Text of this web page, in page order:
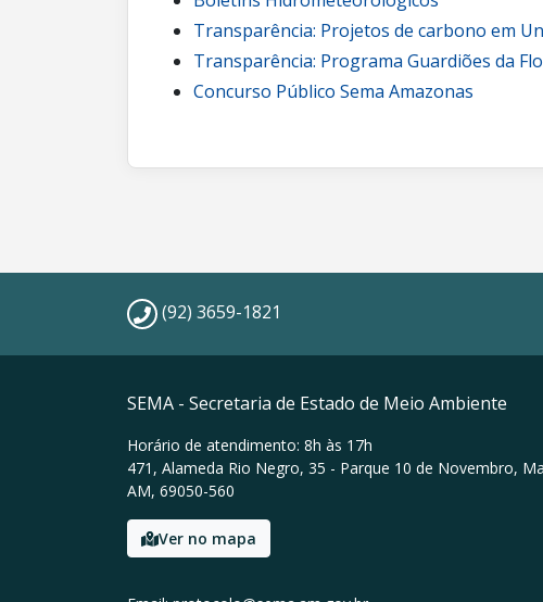
Transparência: Projetos de carbono em
Transparência: Programa Guardiões da
Concurso Público Sema Amazonas
(92) 3659-1821
SEMA - Secretaria de Estado de Meio Ambiente
Horário de atendimento: 8h às 17h
471, Alameda Rio Negro, 35 - Parque 10 de Novembro,
AM, 69050-560
Ver no mapa